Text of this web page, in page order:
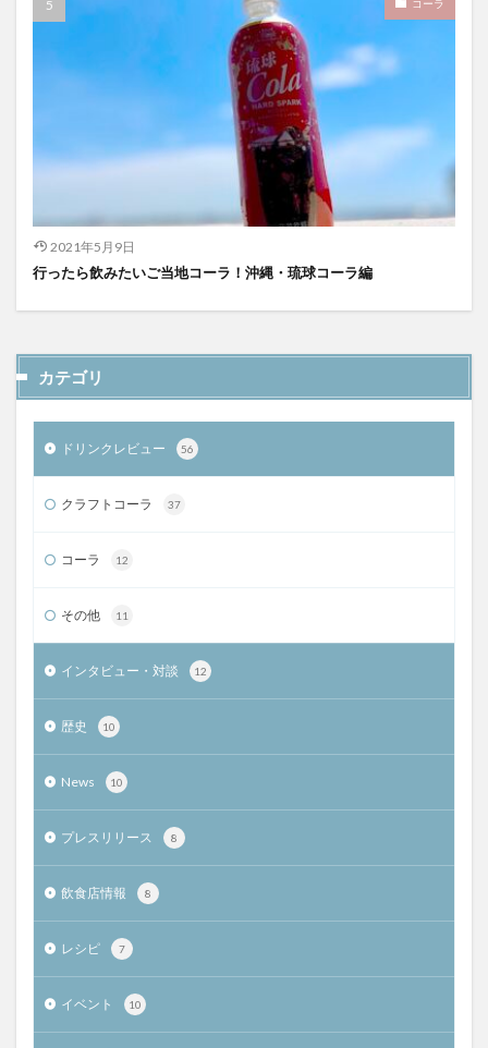
コーラ
2021年5月9日
行ったら飲みたいご当地コーラ！沖縄・琉球コーラ編
カテゴリ
ドリンクレビュー 56
クラフトコーラ 37
コーラ 12
その他 11
インタビュー・対談 12
歴史 10
News 10
プレスリリース 8
飲食店情報 8
レシピ 7
イベント 10